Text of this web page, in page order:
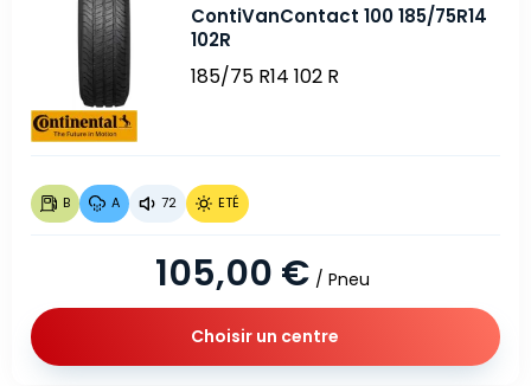
ContiVanContact 100 185/75R14
102R
185/75 R14 102 R
B A 72 ETÉ
105,00 € / Pneu
Choisir un centre